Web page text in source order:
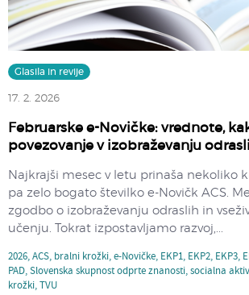
Glasila in revije
17. 2. 2026
Februarske e-Novičke: vrednote,
povezovanje v izobraževanju
Najkrajši mesec v letu prinaša nekoliko
pa zelo bogato številko e-Novičk ACS.
zgodbo o izobraževanju odraslih in
učenju. Tokrat izpostavljamo razvoj,...
2026,ACS, bralni krožki,e-Novičke, EKP1, EKP2, EKP3,
PAD,Slovenska skupnost odprte znanosti,socialna
krožki,TVU